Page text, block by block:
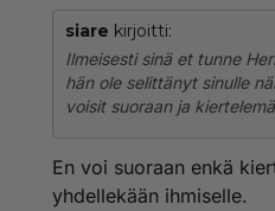
siare kirjoitti:
Ilmeisesti sinä et tunne
hän ole selittänyt sinulle
voisit suoraan ja
En voi suoraan enkä
yhdellekään ihmiselle.